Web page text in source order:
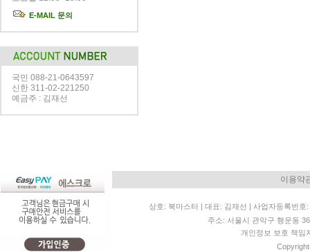
E-MAIL 문의
국민 088-21-0643597
신한 311-02-221250
예금주 : 김재선
이용약
상호: 북마스터 | 대표: 김재선 | 사업자등록번
주소: 서울시 관악구 행운
개인정보 보호 책임